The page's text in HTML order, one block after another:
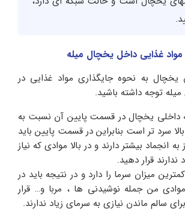
مواد غذایی داخل یخچال میله
یخچال به نحوه جایگذاری مواد غذایی در
توجه داشته باشید.
یخچال در قسمت پایین آن نسبت به
سرد تر است بنابراین در قسمت پایین باید
به انجماد بیشتر دارند و در بالا موادی که نیاز
ندارند قرار دهید.
میزان سرما را دارد و در نتیجه باید در
من جمله نوشیدنی ها ، مربا و… قرار
سالم ماندن نیازی به سرمای زیاد ندارند.